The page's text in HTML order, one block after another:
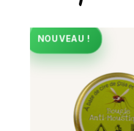
NOUVEAU !